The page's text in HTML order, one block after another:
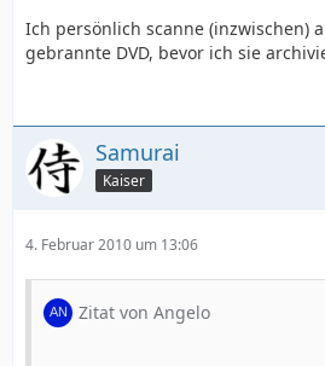
Ich persönlich scanne (inzwischen)
gebrannte DVD, bevor ich sie
Samurai
Kaiser
4. Februar 2010 um 13:06
Zitat von Angelo